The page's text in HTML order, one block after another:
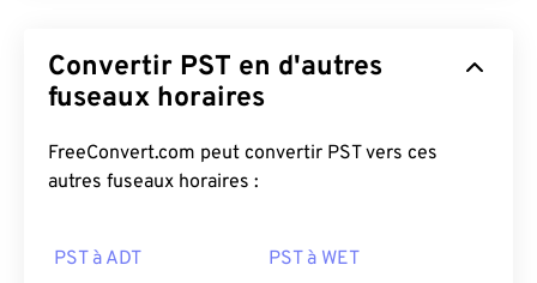
Convertir PST en d'autres
fuseaux horaires
FreeConvert.com peut convertir PST vers ces
autres fuseaux horaires :
PST à ADT PST à WET